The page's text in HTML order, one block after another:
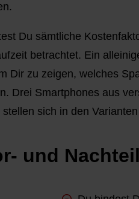
Du sämtliche
betrachtet. Ein
Dir zu zeigen, welches
Drei Smartphones aus
sich in den
und